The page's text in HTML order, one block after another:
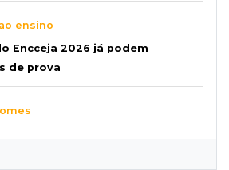
ensino
Encceja 2026 já podem
de prova